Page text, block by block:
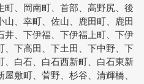
町、岡南町、首部、高野尻、後
、幸町、佐山、鹿田町、鹿田
井、下伊福、下伊福上町、下伊
、下高田、下土田、下中野、下
、白石、白石西新町、白石東新
敷町、菅野、杉谷、清輝橋、